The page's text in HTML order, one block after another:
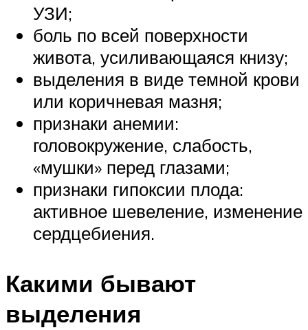
УЗИ;
боль по всей поверхности
живота, усиливающаяся книзу;
выделения в виде темной крови
или коричневая мазня;
признаки анемии:
головокружение, слабость,
«мушки» перед глазами;
признаки гипоксии плода:
активное шевеление, изменение
сердцебиения.
Какими бывают
выделения